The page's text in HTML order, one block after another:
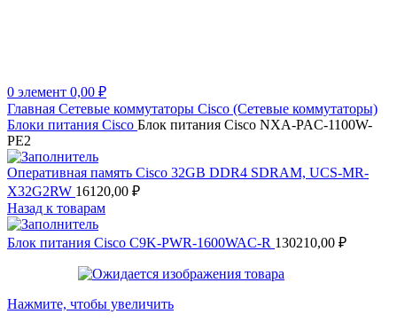
0 элемент 0,00 ₽
Главная Сетевые коммутаторы Cisco (Сетевые коммутаторы)
Блоки питания Cisco Блок питания Cisco NXA-PAC-1100W-
PE2
Оперативная память Cisco 32GB DDR4 SDRAM, UCS-MR-
X32G2RW 16120,00 ₽
Назад к товарам
Блок питания Cisco C9K-PWR-1600WAC-R 130210,00 ₽
Нажмите, чтобы увеличить